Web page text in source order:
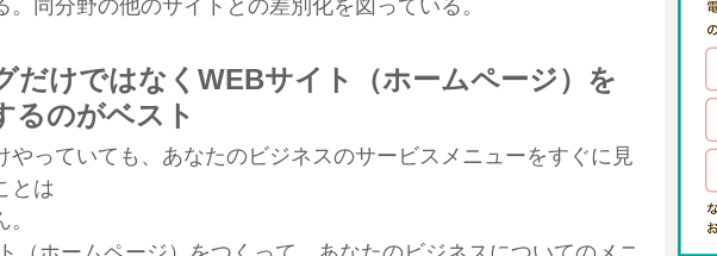
。同分野の他のサイトとの差別化を図っている。
だけではなくWEBサイト（ホームページ）を
るのがベスト
やっていても、あなたのビジネスのサービスメニューをすぐに見
とは